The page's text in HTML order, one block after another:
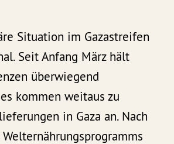
Situation im Gazastreifen
Seit Anfang März hält
überwiegend
kommen weitaus zu
in Gaza an. Nach